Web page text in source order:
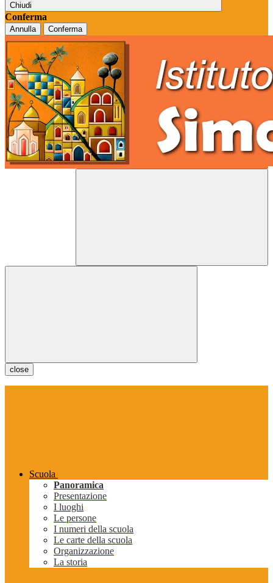
Chiudi
Conferma
Annulla Conferma
close
Scuola
Panoramica
Presentazione
I luoghi
Le persone
I numeri della scuola
Le carte della scuola
Organizzazione
La storia